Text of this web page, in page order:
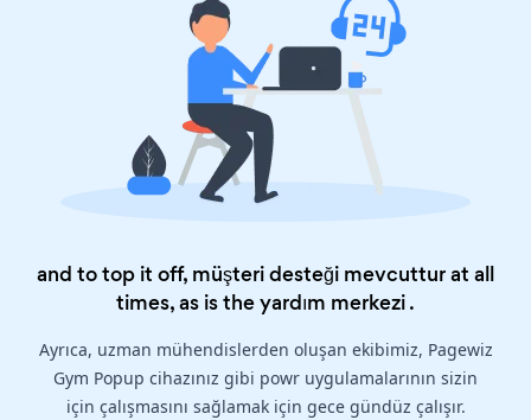
and to top it off, müşteri desteği mevcuttur at all
times, as is theyardım merkezi.
Ayrıca, uzman mühendislerden oluşan ekibimiz, Pagewiz
Gym Popup cihazınız gibi powr uygulamalarının sizin
için çalışmasını sağlamak için gece gündüz çalışır.